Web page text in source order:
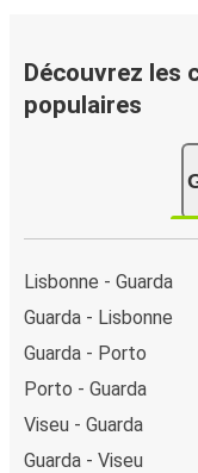
Bordeaux en ligne,
modes de paiement
Google Pay ou
payer en espèces
montez à bord du
Découvrez les
populaires
Lisbonne - Guarda
Guarda - Lisbonne
Guarda - Porto
Porto - Guarda
Viseu - Guarda
Guarda - Viseu